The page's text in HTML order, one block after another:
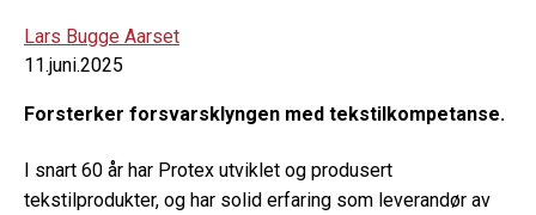
Lars Bugge Aarset
11.juni.2025
Forsterker forsvarsklyngen med tekstilkompetanse.
I snart 60 år har Protex utviklet og produsert
tekstilprodukter, og har solid erfaring som leverandør av